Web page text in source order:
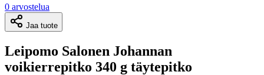
0 arvostelua
Jaa tuote
Leipomo Salonen Johannan
voikierrepitko 340 g täytepitko